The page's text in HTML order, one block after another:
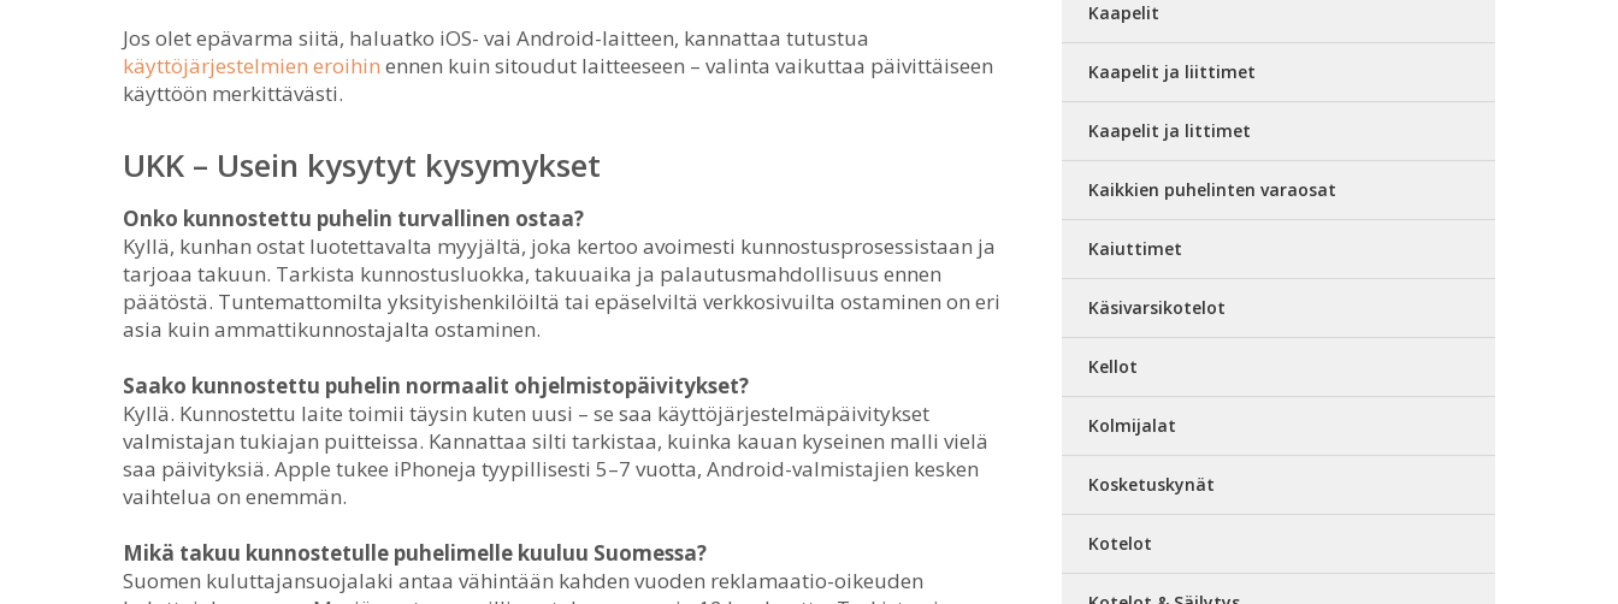
Jos olet epävarma siitä, haluatko iOS- vai Android-laitteen, kannattaa tutustua
käyttöjärjestelmien eroihin ennen kuin sitoudut laitteeseen – valinta vaikuttaa päivittäiseen
käyttöön merkittävästi.
UKK – Usein kysytyt kysymykset
Onko kunnostettu puhelin turvallinen ostaa?
Kyllä, kunhan ostat luotettavalta myyjältä, joka kertoo avoimesti kunnostusprosessistaan ja
tarjoaa takuun. Tarkista kunnostusluokka, takuuaika ja palautusmahdollisuus ennen
päätöstä. Tuntemattomilta yksityishenkilöiltä tai epäselviltä verkkosivuilta ostaminen on eri
asia kuin ammattikunnostajalta ostaminen.
Saako kunnostettu puhelin normaalit ohjelmistopäivitykset?
Kyllä. Kunnostettu laite toimii täysin kuten uusi – se saa käyttöjärjestelmäpäivitykset
valmistajan tukiajan puitteissa. Kannattaa silti tarkistaa, kuinka kauan kyseinen malli vielä
saa päivityksiä. Apple tukee iPhoneja tyypillisesti 5–7 vuotta, Android-valmistajien kesken
vaihtelua on enemmän.
Mikä takuu kunnostetulle puhelimelle kuuluu Suomessa?
Suomen kuluttajansuojalaki antaa vähintään kahden vuoden reklamaatio-oikeuden
Kaapelit
Kaapelit ja liittimet
Kaapelit ja littimet
Kaikkien puhelinten varaosat
Kaiuttimet
Käsivarsikotelot
Kellot
Kolmijalat
Kosketuskynät
Kotelot